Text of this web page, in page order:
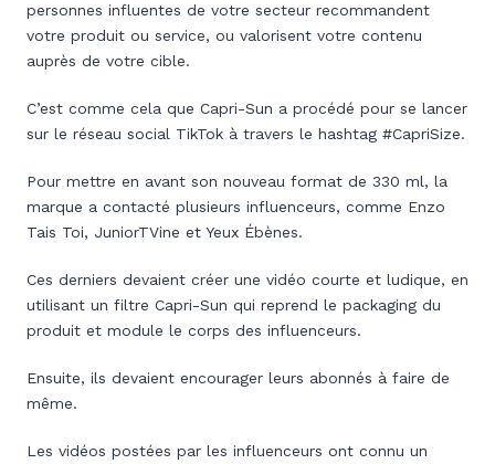
personnes influentes de votre secteur recommandent
votre produit ou service, ou valorisent votre contenu
auprès de votre cible.
C’est comme cela que Capri-Sun a procédé pour se lancer
sur le réseau social TikTok à travers le hashtag #CapriSize.
Pour mettre en avant son nouveau format de 330 ml, la
marque a contacté plusieurs influenceurs, comme Enzo
Tais Toi, JuniorTVine et Yeux Ébènes.
Ces derniers devaient créer une vidéo courte et ludique, en
utilisant un filtre Capri-Sun qui reprend le packaging du
produit et module le corps des influenceurs.
Ensuite, ils devaient encourager leurs abonnés à faire de
même.
Les vidéos postées par les influenceurs ont connu un